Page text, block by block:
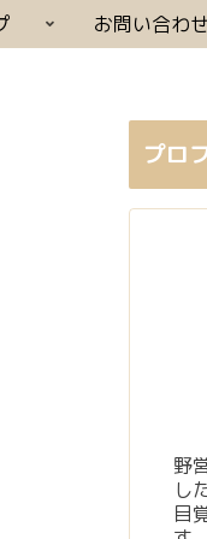
お問い合わせ
プロ
野
し
目